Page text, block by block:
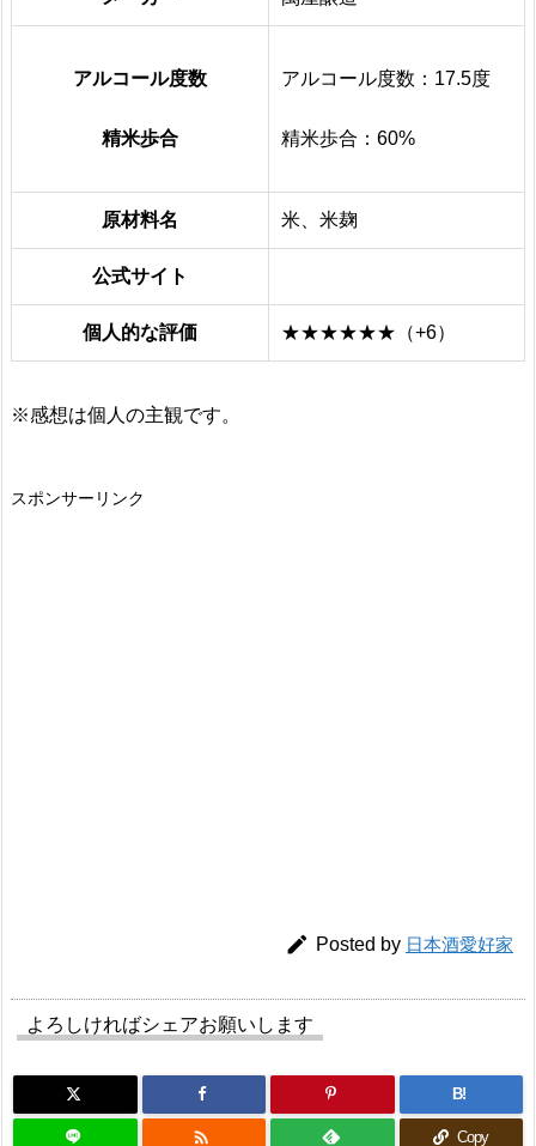
アルコール度数
精米歩合
アルコール度数：17.5度
精米歩合：60%
原材料名 米、米麹
公式サイト
個人的な評価 ★★★★★★（+6）
※感想は個人の主観です。
スポンサーリンク
 Posted by 日本酒愛好家
よろしければシェアお願いします
B!
 Copy